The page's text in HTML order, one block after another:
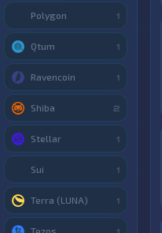
Polygon 1
Qtum 1
Ravencoin 1
Shiba 2
Stellar 1
Sui 1
Terra (LUNA) 1
Tezos 1